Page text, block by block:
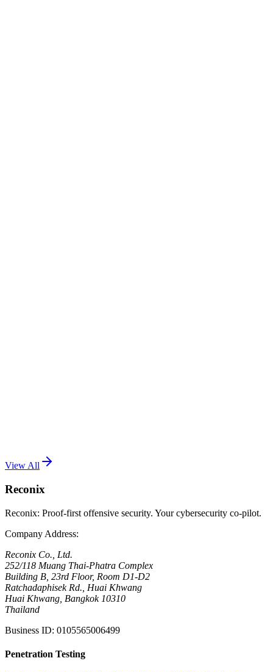
Read More
View All
Reconix
Reconix: Proof-first offensive security. Your cybersecurity co-pilot.
Company Address:
Reconix Co., Ltd.
252/118 Muang Thai-Phatra Complex
Building B, 23rd Floor, Room D1-D2
Ratchadaphisek Rd., Huai Khwang
Huai Khwang, Bangkok 10310
Thailand
Business ID: 0105565006499
Penetration Testing